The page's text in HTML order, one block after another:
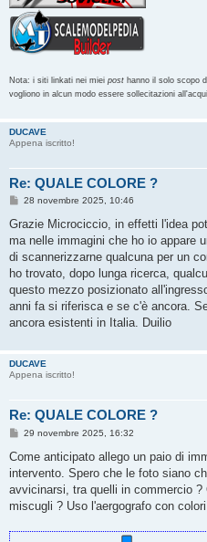
Nota: i siti linkati nei miei post hanno il solo scopo
vogliono in alcun modo essere sollecitazioni
DUCAVE
Appena iscritto!
Re: QUALE COLORE ?
M
s
a
g
i
o
28 novembre 2025, 10:46
Grazie Microciccio, in effetti l'idea
ma nelle immagini che ho io appare
di scannerizzarne qualcuna per un
ho trovato, dopo lunga ricerca,
questo mezzo posizionato
anni fa si riferisca e se c'è ancora.
ancora esistenti in Italia. Duilio
DUCAVE
Appena iscritto!
Re: QUALE COLORE ?
M
s
a
g
i
29 novembre 2025, 16:32
Come anticipato allego un paio di
intervento. Spero che le foto siano
avvicinarsi, tra quelli in commercio
miscugli ? Uso l'aergografo con